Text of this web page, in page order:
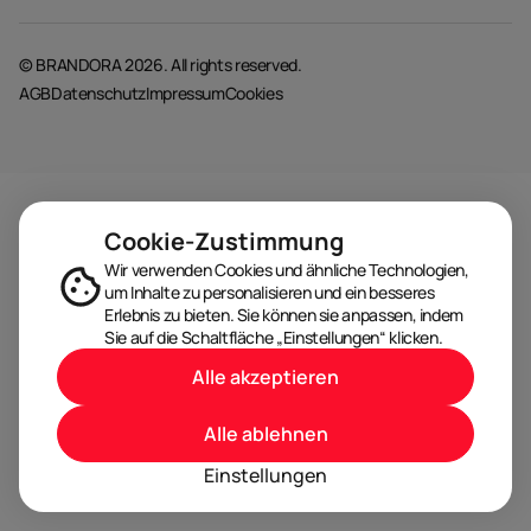
© BRANDORA 2026. All rights reserved.
AGBDatenschutzImpressumCookies
Cookie-Zustimmung
Wir verwenden Cookies und ähnliche Technologien,
um Inhalte zu personalisieren und ein besseres
Erlebnis zu bieten. Sie können sie anpassen, indem
Sie auf die Schaltfläche „Einstellungen“ klicken.
Einstellungen
Alle ablehnen
Alle akzeptieren